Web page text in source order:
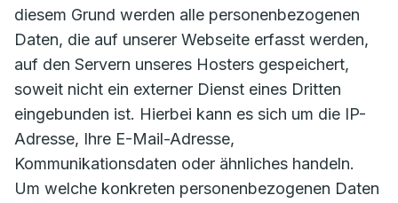
diesem Grund werden alle personenbezogenen
Daten, die auf unserer Webseite erfasst werden,
auf den Servern unseres Hosters gespeichert,
soweit nicht ein externer Dienst eines Dritten
eingebunden ist. Hierbei kann es sich um die IP-
Adresse, Ihre E-Mail-Adresse,
Kommunikationsdaten oder ähnliches handeln.
Um welche konkreten personenbezogenen Daten